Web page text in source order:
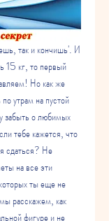
так и кончишь'. И
15 кг, то первый
Но как же
утрам на пустой
забыть о любимых
тебе кажется, что
сдаться? Не
на все эти
ты еще не
расскажем, как
фигуре и не